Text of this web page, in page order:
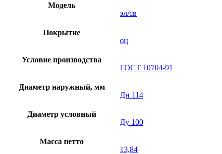
Модель
эл/св
Покрытие
оц
Условие производства
ГОСТ 10704-91
Диаметр наружный, мм
Дн 114
Диаметр условный
Ду 100
Масса нетто
13,84